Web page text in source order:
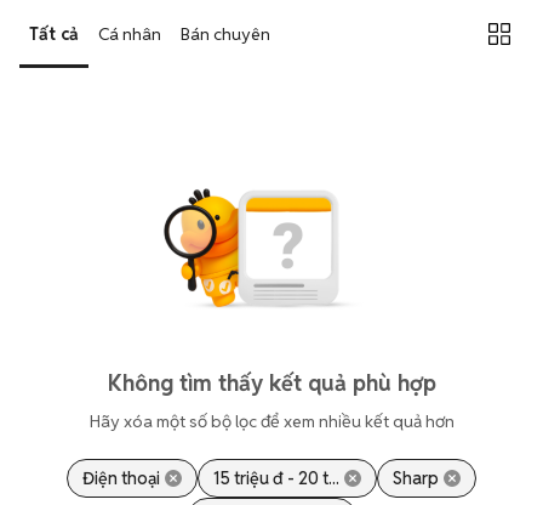
Tất cả Cá nhân Bán chuyên
Không tìm thấy kết quả phù hợp
Hãy xóa một số bộ lọc để xem nhiều kết quả hơn
Điện thoại 15 triệu đ - 20 t...
Sharp